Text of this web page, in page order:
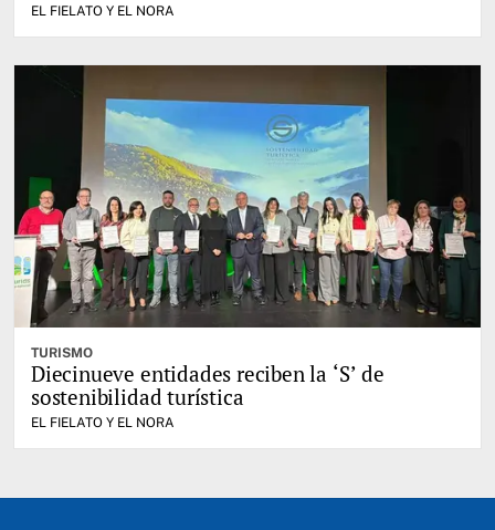
EL FIELATO Y EL NORA
TURISMO
Diecinueve entidades reciben la ‘S’ de
sostenibilidad turística
EL FIELATO Y EL NORA